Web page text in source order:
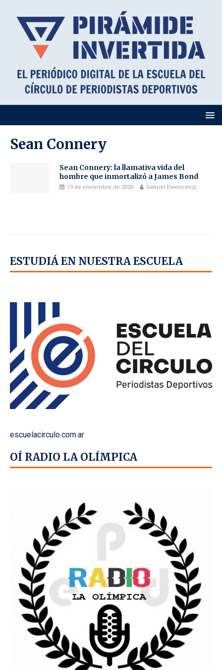
Sean Connery
Sean Connery: la llamativa vida del
hombre que inmortalizó a James Bond
19 de noviembre de 2020 Gabriel Devincenzi
ESTUDIÁ EN NUESTRA ESCUELA
escuelacirculo.com.ar
OÍ RADIO LA OLÍMPICA